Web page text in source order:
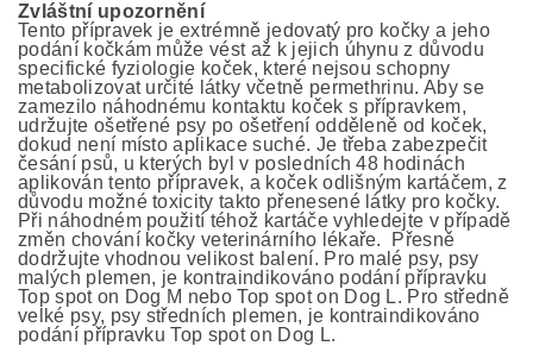
Zvláštní upozornění
Tento přípravek je extrémně jedovatý pro kočky a jeho
podání kočkám může vést až k jejich úhynu z důvodu
specifické fyziologie koček, které nejsou schopny
metabolizovat určité látky včetně permethrinu. Aby se
zamezilo náhodnému kontaktu koček s přípravkem,
udržujte ošetřené psy po ošetření odděleně od koček,
dokud není místo aplikace suché. Je třeba zabezpečit
česání psů, u kterých byl v posledních 48 hodinách
aplikován tento přípravek, a koček odlišným kartáčem, z
důvodu možné toxicity takto přenesené látky pro kočky.
Při náhodném použití téhož kartáče vyhledejte v případě
změn chování kočky veterinárního lékaře. Přesně
dodržujte vhodnou velikost balení. Pro malé psy, psy
malých plemen, je kontraindikováno podání přípravku
Top spot on Dog M nebo Top spot on Dog L. Pro středně
velké psy, psy středních plemen, je kontraindikováno
podání přípravku Top spot on Dog L.